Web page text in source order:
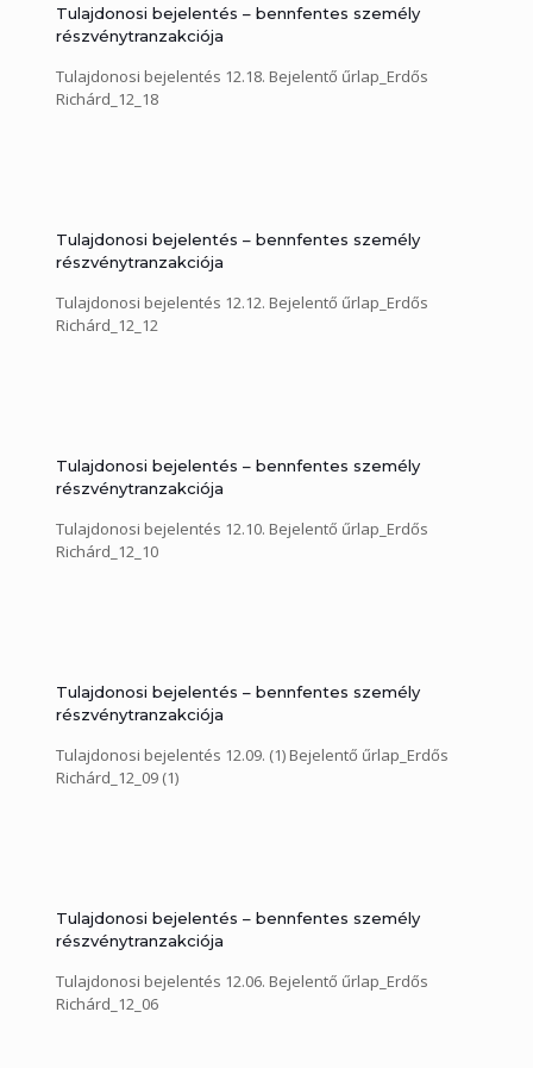
Tulajdonosi bejelentés – bennfentes személy
részvénytranzakciója
Tulajdonosi bejelentés 12.18. Bejelentő űrlap_Erdős
Richárd_12_18
Tulajdonosi bejelentés – bennfentes személy
részvénytranzakciója
Tulajdonosi bejelentés 12.12. Bejelentő űrlap_Erdős
Richárd_12_12
Tulajdonosi bejelentés – bennfentes személy
részvénytranzakciója
Tulajdonosi bejelentés 12.10. Bejelentő űrlap_Erdős
Richárd_12_10
Tulajdonosi bejelentés – bennfentes személy
részvénytranzakciója
Tulajdonosi bejelentés 12.09. (1) Bejelentő űrlap_Erdős
Richárd_12_09 (1)
Tulajdonosi bejelentés – bennfentes személy
részvénytranzakciója
Tulajdonosi bejelentés 12.06. Bejelentő űrlap_Erdős
Richárd_12_06